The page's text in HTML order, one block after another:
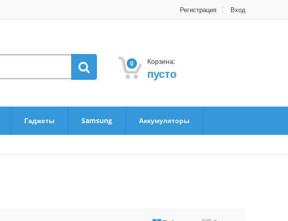
Регистрация Вход
0 Корзина:
пусто
Гаджеты Samsung Аккумуляторы